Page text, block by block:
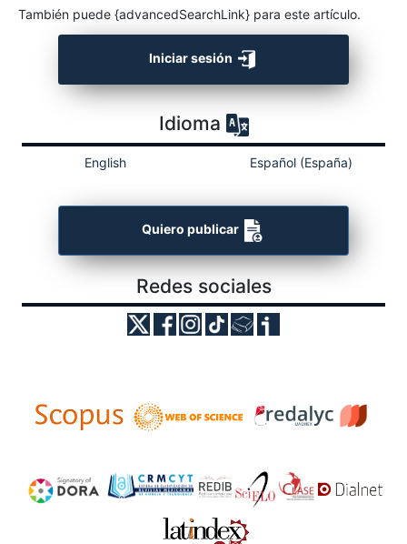
También puede {advancedSearchLink} para este artículo.
Iniciar sesión
Idioma
English Español (España)
Quiero publicar
Redes sociales